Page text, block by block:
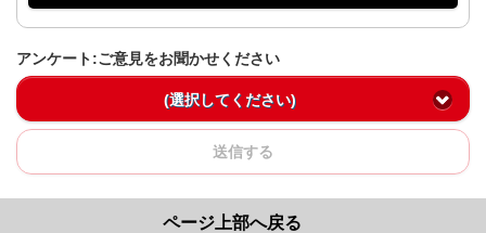
アンケート:ご意見をお聞かせください
(選択してください)
送信する
ページ上部へ戻る